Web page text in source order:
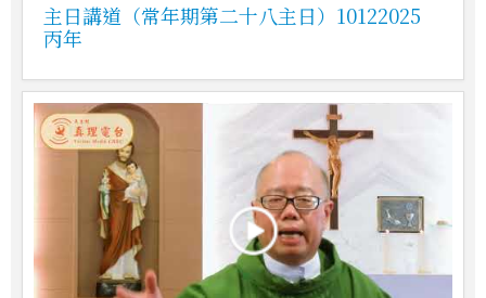
主日講道（常年期第二十八主日）10122025
丙年